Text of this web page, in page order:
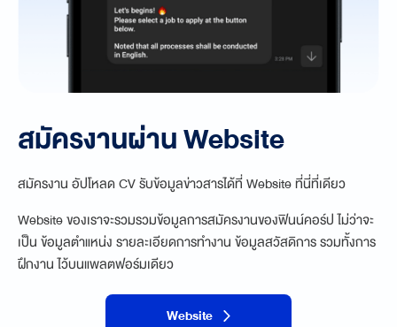
สมัครงานผ่าน Website
สมัครงาน อัปโหลด CV รับข้อมูลข่าวสารได้ที่ Website ที่นี่ที่เดียว
Website ของเราจะรวมรวมข้อมูลการสมัครงานของฟินน์คอร์ป ไม่ว่าจะ
เป็น ข้อมูลตำแหน่ง รายละเอียดการทำงาน ข้อมูลสวัสดิการ รวมทั้งการ
ฝึกงานไว้บนแพลตฟอร์มเดียว
Website